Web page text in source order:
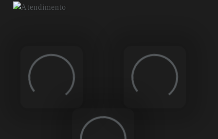
Loading...
Loading...